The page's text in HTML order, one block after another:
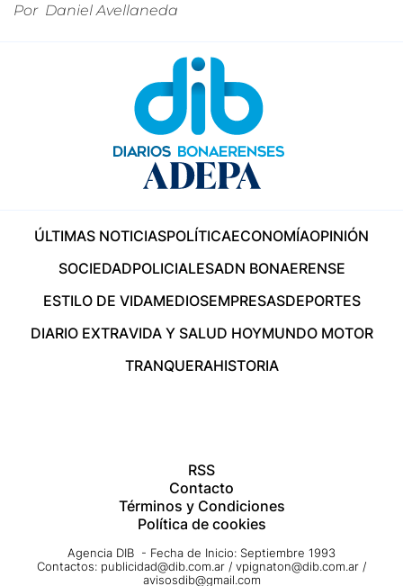
Por Daniel Avellaneda
ÚLTIMAS NOTICIASPOLÍTICAECONOMÍAOPINIÓN
SOCIEDADPOLICIALESADN BONAERENSE
ESTILO DE VIDAMEDIOSEMPRESASDEPORTES
DIARIO EXTRAVIDA Y SALUD HOYMUNDO MOTOR
TRANQUERAHISTORIA
RSS
Contacto
Términos y Condiciones
Política de cookies
Agencia DIB - Fecha de Inicio: Septiembre 1993
Contactos: publicidad@dib.com.ar / vpignaton@dib.com.ar /
avisosdib@gmail.com